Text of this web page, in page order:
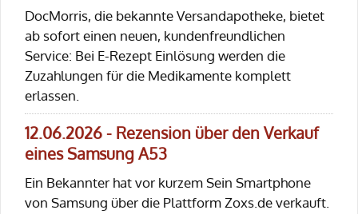
DocMorris, die bekannte Versandapotheke, bietet
ab sofort einen neuen, kundenfreundlichen
Service: Bei E-Rezept Einlösung werden die
Zuzahlungen für die Medikamente komplett
erlassen.
12.06.2026 - Rezension über den Verkauf
eines Samsung A53
Ein Bekannter hat vor kurzem Sein Smartphone
von Samsung über die Plattform Zoxs.de verkauft.